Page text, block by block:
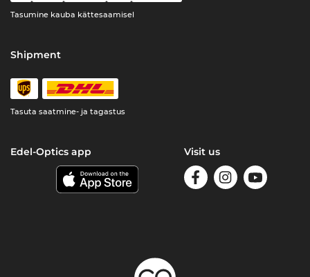
Tasumine kauba kättesaamisel
Shipment
Tasuta saatmine- ja tagastus
Edel-Optics app Visit us